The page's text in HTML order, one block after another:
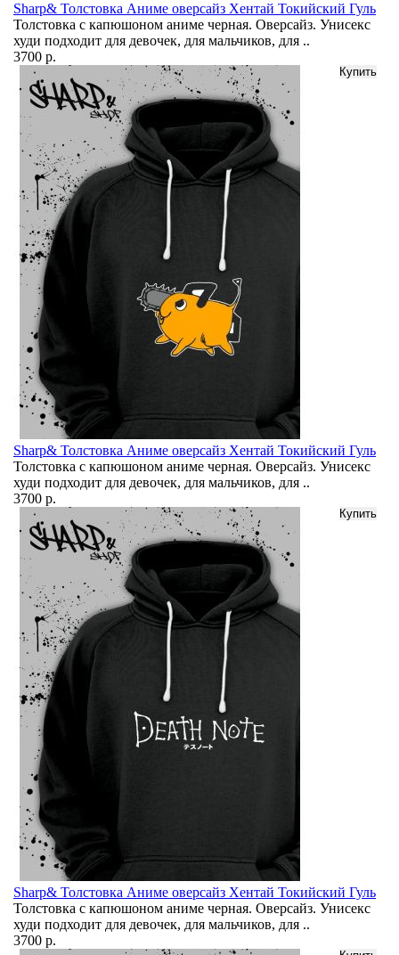
Sharp& Толстовка Аниме оверсайз Хентай Токийский Гуль
Толстовка с капюшоном аниме черная. Оверсайз. Унисекс
худи подходит для девочек, для мальчиков, для ..
3700 р.
Sharp& Толстовка Аниме оверсайз Хентай Токийский Гуль
Толстовка с капюшоном аниме черная. Оверсайз. Унисекс
худи подходит для девочек, для мальчиков, для ..
3700 р.
Sharp& Толстовка Аниме оверсайз Хентай Токийский Гуль
Толстовка с капюшоном аниме черная. Оверсайз. Унисекс
худи подходит для девочек, для мальчиков, для ..
3700 р.